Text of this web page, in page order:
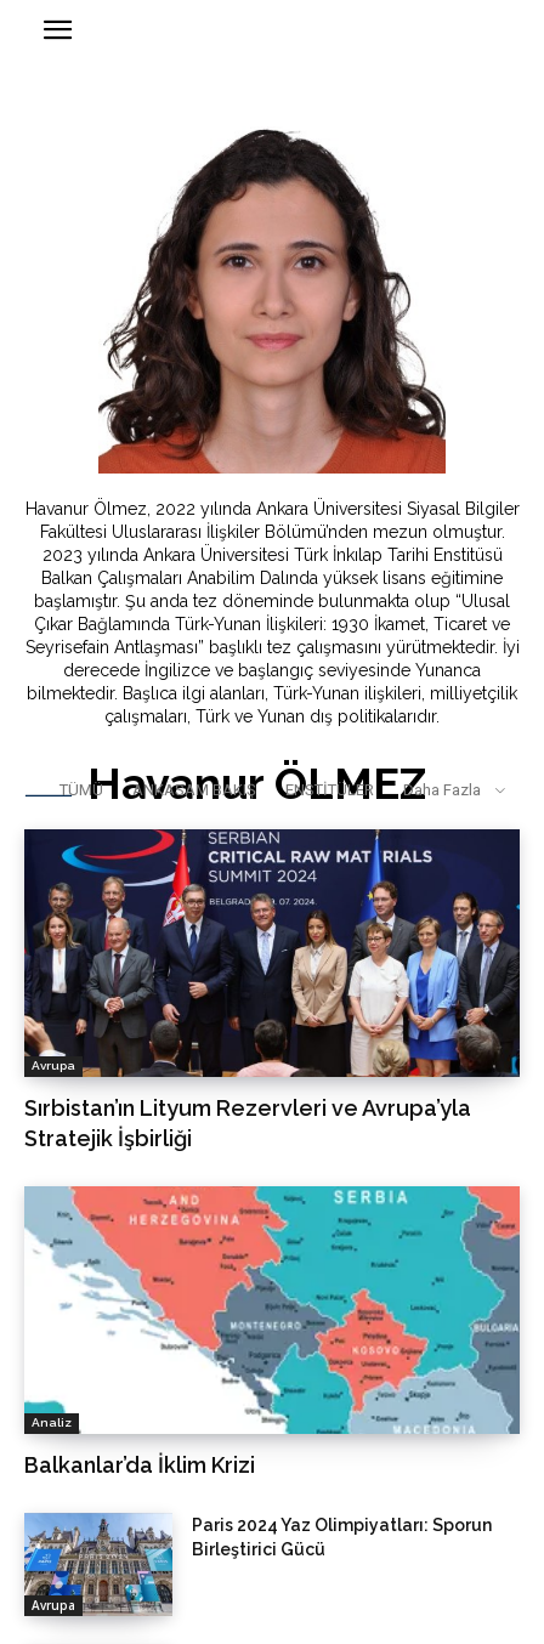
Havanur Ölmez, 2022 yılında Ankara Üniversitesi Siyasal Bilgiler
Fakültesi Uluslararası İlişkiler Bölümü’nden mezun olmuştur.
2023 yılında Ankara Üniversitesi Türk İnkılap Tarihi Enstitüsü
Balkan Çalışmaları Anabilim Dalında yüksek lisans eğitimine
başlamıştır. Şu anda tez döneminde bulunmakta olup “Ulusal
Çıkar Bağlamında Türk-Yunan İlişkileri: 1930 İkamet, Ticaret ve
Seyrisefain Antlaşması” başlıklı tez çalışmasını yürütmektedir. İyi
derecede İngilizce ve başlangıç seviyesinde Yunanca
bilmektedir. Başlıca ilgi alanları, Türk-Yunan ilişkileri, milliyetçilik
çalışmaları, Türk ve Yunan dış politikalarıdır.
Havanur ÖLMEZ
TÜMÜ ANKASAM BAKIŞ ENSTİTÜLER Daha Fazla
Avrupa
Sırbistan’ın Lityum Rezervleri ve Avrupa’yla
Stratejik İşbirliği
Analiz
Balkanlar’da İklim Krizi
Avrupa
Paris 2024 Yaz Olimpiyatları: Sporun
Birleştirici Gücü